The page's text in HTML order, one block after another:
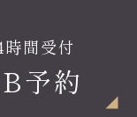
時間受付
予約